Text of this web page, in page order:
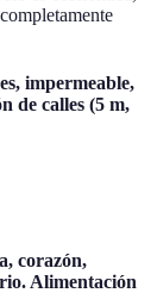
impermeable,
de calles (5 m,
corazón,
Alimentación